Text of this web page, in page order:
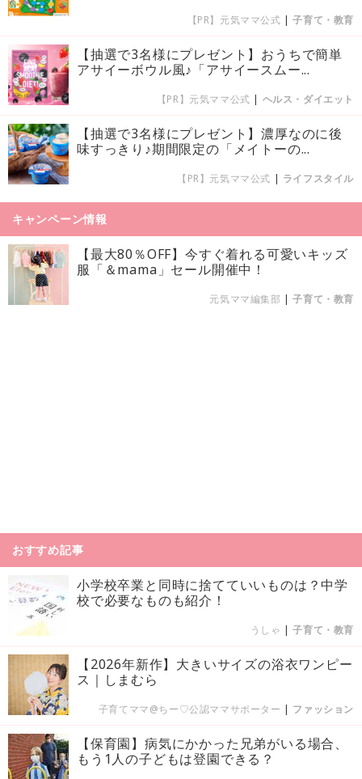
【PR】元気ママ公式 |子育て・教育
【抽選で3名様にプレゼント】おうちで簡単
アサイーボウル風♪「アサイースムー...
【PR】元気ママ公式 | ヘルス・ダイエット
【抽選で3名様にプレゼント】濃厚なのに後
味すっきり♪期間限定の「メイトーの...
【PR】元気ママ公式 | ライフスタイル
キャンペーン情報
【最大80％OFF】今すぐ着れる可愛いキッズ
服「＆mama」セール開催中！
元気ママ編集部 |子育て・教育
おすすめ記事
小学校卒業と同時に捨てていいものは？中学
校で必要なものも紹介！
うしゃ |子育て・教育
【2026年新作】大きいサイズの浴衣ワンピー
ス｜しまむら
子育てママ@ちー♡公認ママサポーター | ファッション
【保育園】病気にかかった兄弟がいる場合、
もう1人の子どもは登園できる？